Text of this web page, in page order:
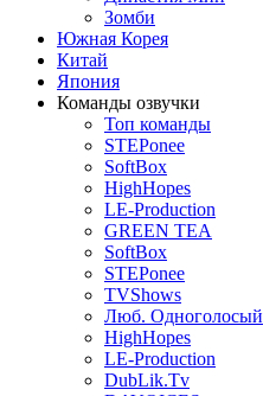
Зомби
Южная Корея
Китай
Япония
Команды озвучки
Топ команды
STEPonee
SoftBox
HighHopes
LE-Production
GREEN TEA
SoftBox
STEPonee
TVShows
Люб. Одноголосый
HighHopes
LE-Production
DubLik.Tv